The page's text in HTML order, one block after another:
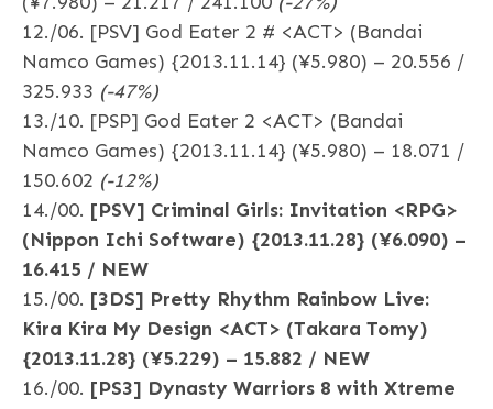
12./06. [PSV] God Eater 2 # <ACT> (Bandai
Namco Games) {2013.11.14} (¥5.980) – 20.556 /
325.933 (-47%)
13./10. [PSP] God Eater 2 <ACT> (Bandai
Namco Games) {2013.11.14} (¥5.980) – 18.071 /
150.602 (-12%)
14./00. [PSV] Criminal Girls: Invitation <RPG>
(Nippon Ichi Software) {2013.11.28} (¥6.090) –
16.415 / NEW
15./00. [3DS] Pretty Rhythm Rainbow Live:
Kira Kira My Design <ACT> (Takara Tomy)
{2013.11.28} (¥5.229) – 15.882 / NEW
16./00. [PS3] Dynasty Warriors 8 with Xtreme